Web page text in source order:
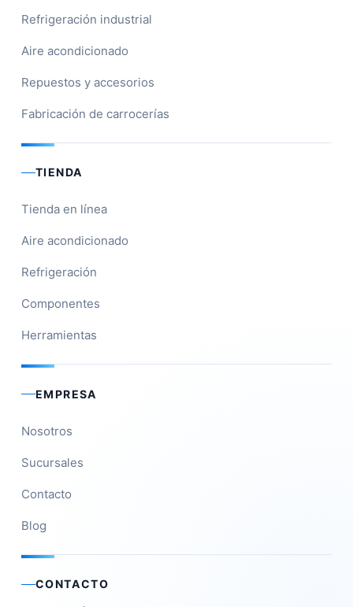
Refrigeración industrial
Aire acondicionado
Repuestos y accesorios
Fabricación de carrocerías
TIENDA
Tienda en línea
Aire acondicionado
Refrigeración
Componentes
Herramientas
EMPRESA
Nosotros
Sucursales
Contacto
Blog
CONTACTO